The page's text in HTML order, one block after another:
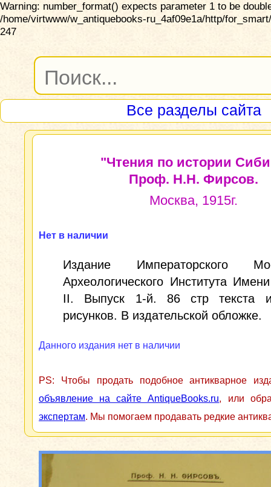
Warning: number_format() expects parameter 1 to be
/home/virtwww/w_antiquebooks-ru_4af09e1a/http/
247
Все разделы сайта
"Чтения по истории
Проф. Н.Н. Фирсов.
Москва, 1915г.
Нет в наличии
Издание Императорского
Археологического Института
II. Выпуск 1-й. 86 стр текста
рисунков. В издательской обложке.
Данного издания нет в наличии
PS: Чтобы продать подобное антикварное
объявление на сайте AntiqueBooks.ru, или
экспертам. Мы помогаем продавать редкие